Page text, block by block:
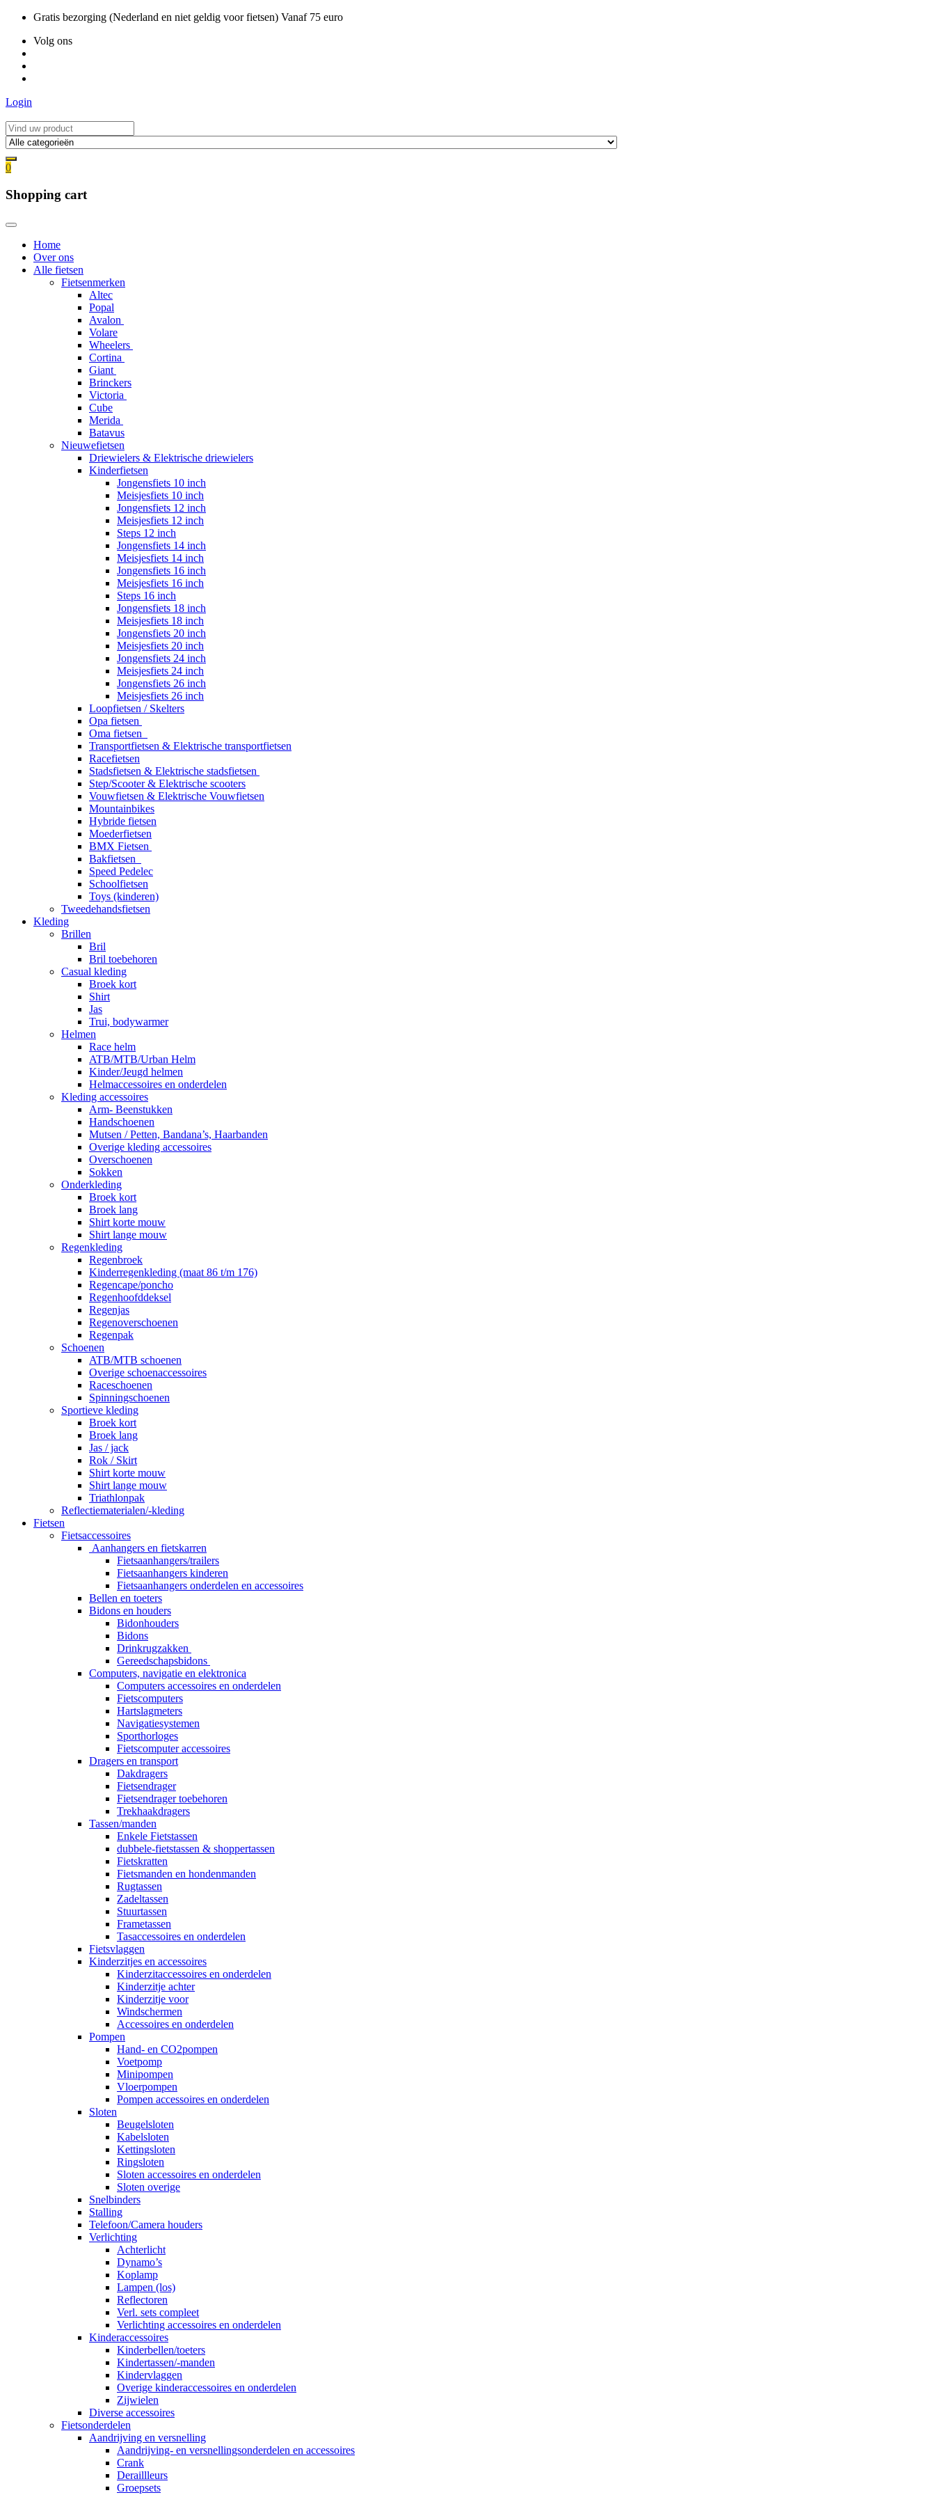
inhoud
Gratis bezorging (Nederland en niet geldig voor fietsen) Vanaf 75 euro
Volg ons
Login
0
Shopping cart
Home
Over ons
Alle fietsen
Fietsenmerken
Altec
Popal
Avalon
Volare
Wheelers
Cortina
Giant
Brinckers
Victoria
Cube
Merida
Batavus
Nieuwefietsen
Driewielers & Elektrische driewielers
Kinderfietsen
Jongensfiets 10 inch
Meisjesfiets 10 inch
Jongensfiets 12 inch
Meisjesfiets 12 inch
Steps 12 inch
Jongensfiets 14 inch
Meisjesfiets 14 inch
Jongensfiets 16 inch
Meisjesfiets 16 inch
Steps 16 inch
Jongensfiets 18 inch
Meisjesfiets 18 inch
Jongensfiets 20 inch
Meisjesfiets 20 inch
Jongensfiets 24 inch
Meisjesfiets 24 inch
Jongensfiets 26 inch
Meisjesfiets 26 inch
Loopfietsen / Skelters
Opa fietsen
Oma fietsen
Transportfietsen & Elektrische transportfietsen
Racefietsen
Stadsfietsen & Elektrische stadsfietsen
Step/Scooter & Elektrische scooters
Vouwfietsen & Elektrische Vouwfietsen
Mountainbikes
Hybride fietsen
Moederfietsen
BMX Fietsen
Bakfietsen
Speed Pedelec
Schoolfietsen
Toys (kinderen)
Tweedehandsfietsen
Kleding
Brillen
Bril
Bril toebehoren
Casual kleding
Broek kort
Shirt
Jas
Trui, bodywarmer
Helmen
Race helm
ATB/MTB/Urban Helm
Kinder/Jeugd helmen
Helmaccessoires en onderdelen
Kleding accessoires
Arm- Beenstukken
Handschoenen
Mutsen / Petten, Bandana’s, Haarbanden
Overige kleding accessoires
Overschoenen
Sokken
Onderkleding
Broek kort
Broek lang
Shirt korte mouw
Shirt lange mouw
Regenkleding
Regenbroek
Kinderregenkleding (maat 86 t/m 176)
Regencape/poncho
Regenhoofddeksel
Regenjas
Regenoverschoenen
Regenpak
Schoenen
ATB/MTB schoenen
Overige schoenaccessoires
Raceschoenen
Spinningschoenen
Sportieve kleding
Broek kort
Broek lang
Jas / jack
Rok / Skirt
Shirt korte mouw
Shirt lange mouw
Triathlonpak
Reflectiematerialen/-kleding
Fietsen
Fietsaccessoires
Aanhangers en fietskarren
Fietsaanhangers/trailers
Fietsaanhangers kinderen
Fietsaanhangers onderdelen en accessoires
Bellen en toeters
Bidons en houders
Bidonhouders
Bidons
Drinkrugzakken
Gereedschapsbidons
Computers, navigatie en elektronica
Computers accessoires en onderdelen
Fietscomputers
Hartslagmeters
Navigatiesystemen
Sporthorloges
Fietscomputer accessoires
Dragers en transport
Dakdragers
Fietsendrager
Fietsendrager toebehoren
Trekhaakdragers
Tassen/manden
Enkele Fietstassen
dubbele-fietstassen & shoppertassen
Fietskratten
Fietsmanden en hondenmanden
Rugtassen
Zadeltassen
Stuurtassen
Frametassen
Tasaccessoires en onderdelen
Fietsvlaggen
Kinderzitjes en accessoires
Kinderzitaccessoires en onderdelen
Kinderzitje achter
Kinderzitje voor
Windschermen
Accessoires en onderdelen
Pompen
Hand- en CO2pompen
Voetpomp
Minipompen
Vloerpompen
Pompen accessoires en onderdelen
Sloten
Beugelsloten
Kabelsloten
Kettingsloten
Ringsloten
Sloten accessoires en onderdelen
Sloten overige
Snelbinders
Stalling
Telefoon/Camera houders
Verlichting
Achterlicht
Dynamo’s
Koplamp
Lampen (los)
Reflectoren
Verl. sets compleet
Verlichting accessoires en onderdelen
Kinderaccessoires
Kinderbellen/toeters
Kindertassen/-manden
Kindervlaggen
Overige kinderaccessoires en onderdelen
Zijwielen
Diverse accessoires
Fietsonderdelen
Aandrijving en versnelling
Aandrijving- en versnellingsonderdelen en accessoires
Crank
Deraillleurs
Groepsets